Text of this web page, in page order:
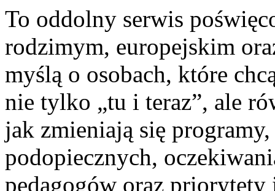
To oddolny serwis
rodzimym, europejskim
myślą o osobach, które
nie tylko „tu i teraz”, ale
jak zmieniają się
podopiecznych,
pedagogów oraz